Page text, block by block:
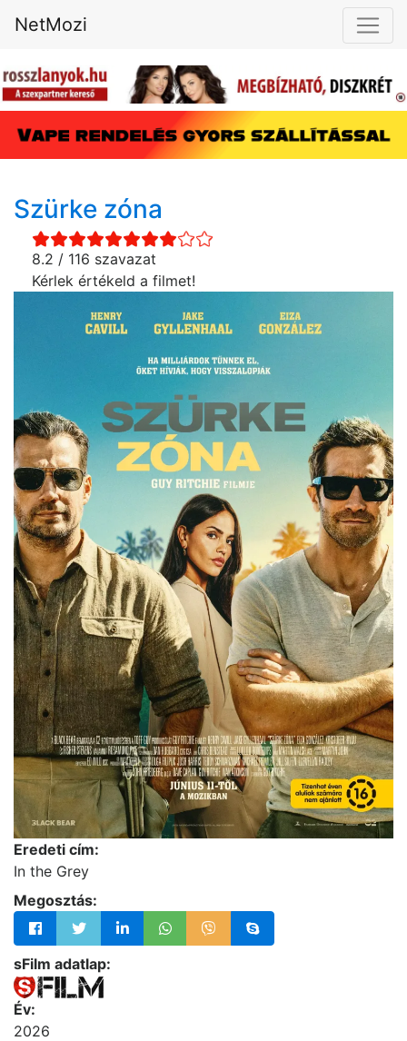
NetMozi
Szürke zóna
8.2 / 116 szavazat
Kérlek értékeld a filmet!
Eredeti cím:
In the Grey
Megosztás:
sFilm adatlap:
Év:
2026